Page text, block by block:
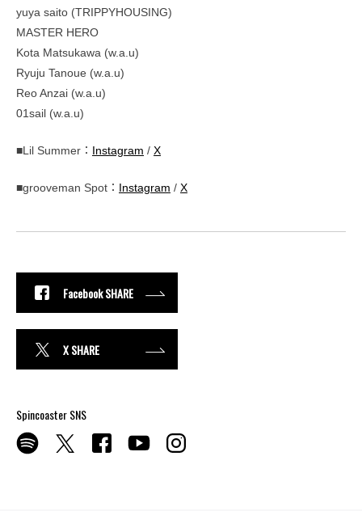
yuya saito (TRIPPYHOUSING)
MASTER HERO
Kota Matsukawa (w.a.u)
Ryuju Tanoue (w.a.u)
Reo Anzai (w.a.u)
01sail (w.a.u)
■Lil Summer： Instagram / X
■grooveman Spot： Instagram / X
Facebook SHARE
X SHARE
Spincoaster SNS